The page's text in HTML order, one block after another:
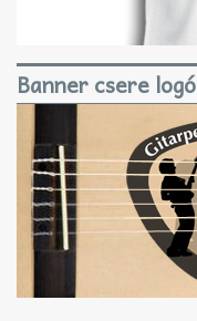
Banner csere logó